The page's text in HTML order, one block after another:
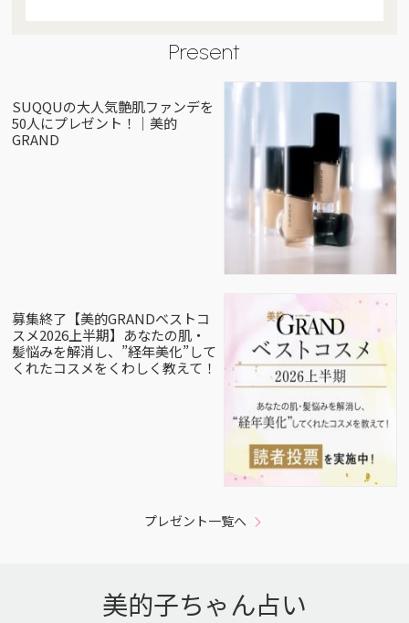
Present
SUQQUの大人気艶肌ファンデを
50人にプレゼント！｜美的
GRAND
募集終了【美的GRANDベストコ
スメ2026上半期】あなたの肌・
髪悩みを解消し、”経年美化”して
くれたコスメをくわしく教えて！
プレゼント一覧へ
美的子ちゃん占い